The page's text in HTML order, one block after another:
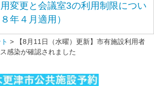
変更と会議室3の利用制限につい
年４月適用）
>
【8月11日（水曜）更新】市有施設利用者
感染が確認されました